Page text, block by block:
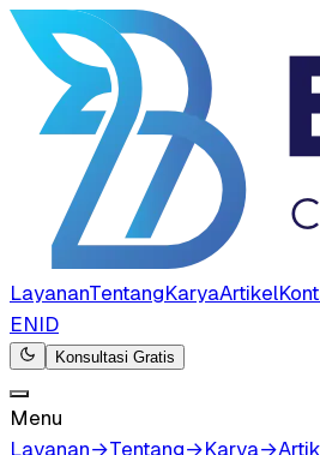
LayananTentangKaryaArtikel
ENID
Konsultasi Gratis
Menu
Layanan→Tentang→Karya→